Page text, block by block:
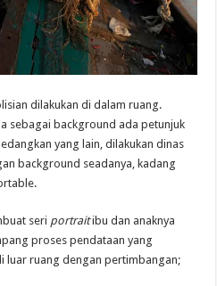
dilakukan di dalam ruang.
sebagai background ada petunjuk
yang lain, dilakukan dinas
background seadanya, kadang
seri portraitibu dan anaknya
proses pendataan yang
luar ruang dengan pertimbangan;